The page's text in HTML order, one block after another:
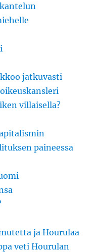
jatkuvasti
villaisella?
paineessa
ja Hourulaa
veti Hourulan